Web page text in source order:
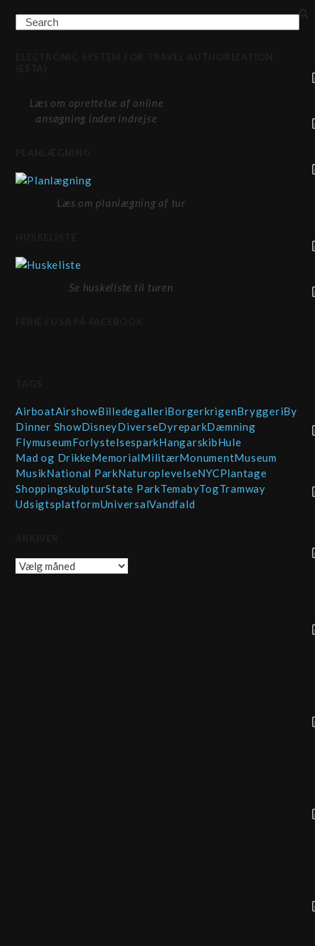
Search
Læs om oprettelse af online
ansøgning inden indrejse
Læs om planlægning af tur
Se huskeliste til turen
AirboatAirshowBilledegalleriBorgerkrigenBryggeriBy
Dinner ShowDisneyDiverseDyreparkDæmning
FlymuseumForlystelsesparkHangarskibHule
Mad og DrikkeMemorialMilitærMonumentMuseum
MusikNational ParkNaturoplevelseNYCPlantage
ShoppingskulpturState ParkTemabyTogTramway
UdsigtsplatformUniversalVandfald
Arkiver